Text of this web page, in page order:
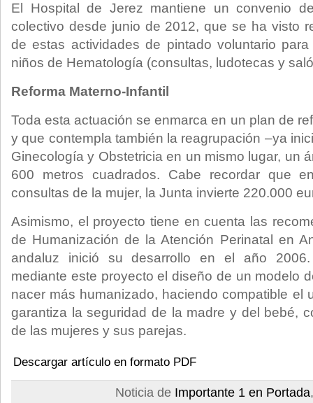
El Hospital de Jerez mantiene un convenio
colectivo desde junio de 2012, que se ha visto
de estas actividades de pintado voluntario
niños de Hematología (consultas, ludotecas y
Reforma Materno-Infantil
Toda esta actuación se enmarca en un plan de
y que contempla también la reagrupación –ya
Ginecología y Obstetricia en un mismo lugar, un
600 metros cuadrados. Cabe recordar que
consultas de la mujer, la Junta invierte 220.000
Asimismo, el proyecto tiene en cuenta las
de Humanización de la Atención Perinatal en
andaluz inició su desarrollo en el año
mediante este proyecto el diseño de un modelo
nacer más humanizado, haciendo compatible el
garantiza la seguridad de la madre y del bebé,
de las mujeres y sus parejas.
Descargar artículo en formato PDF
Noticia de Importante 1 en Portada